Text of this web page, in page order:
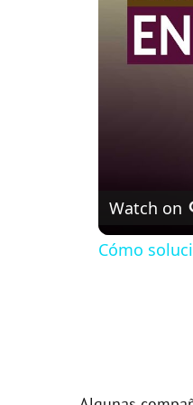
Watch on
Cómo